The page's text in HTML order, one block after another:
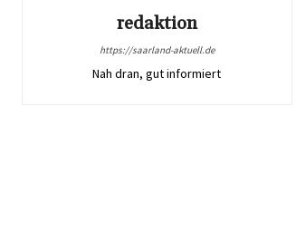
redaktion
https://saarland-aktuell.de
Nah dran, gut informiert